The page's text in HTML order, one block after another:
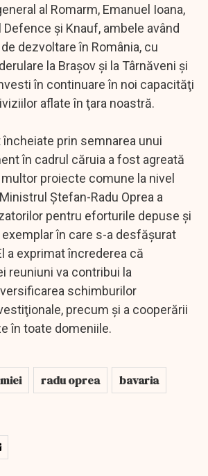
al Romarm, Emanuel Ioana,
şi Knauf, ambele având
dezvoltare în România, cu
la Braşov şi la Târnăveni şi
în continuare în noi capacităţi
aflate în ţara noastră.
prin semnarea unui
în cadrul căruia a fost agreată
proiecte comune la nivel
Ştefan-Radu Oprea a
pentru eforturile depuse şi
în care s-a desfăşurat
a exprimat încrederea că
reuniuni va contribui la
schimburilor
precum şi a cooperării
în toate domeniile.
radu oprea
bavaria